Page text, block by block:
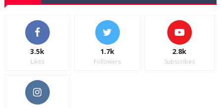
3.5k
Likes
1.7k
Followers
2.8k
Subscribes